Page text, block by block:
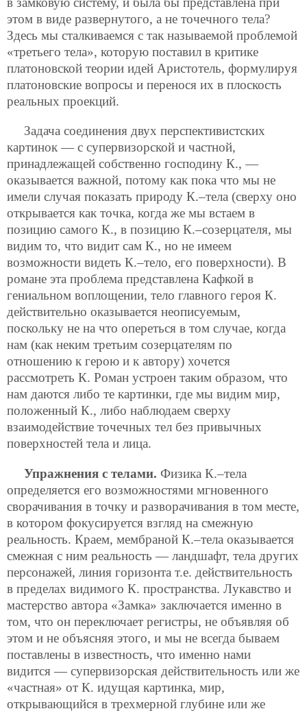
этом в виде развернутого, а не точечного тела?
Здесь мы сталкиваемся с так называемой проблемой
«третьего тела», которую поставил в критике
платоновской теории идей Аристотель, формулируя
платоновские вопросы и перенося их в плоскость
реальных проекций.
Задача соединения двух перспективистских
картинок — с супервизорской и частной,
принадлежащей собственно господину К., —
оказывается важной, потому как пока что мы не
имели случая показать природу К.–тела (сверху оно
открывается как точка, когда же мы встаем в
позицию самого К., в позицию К.–созерцателя, мы
видим то, что видит сам К., но не имеем
возможности видеть К.–тело, его поверхности). В
романе эта проблема представлена Кафкой в
гениальном воплощении, тело главного героя К.
действительно оказывается неописуемым,
поскольку не на что опереться в том случае, когда
нам (как неким третьим созерцателям по
отношению к герою и к автору) хочется
рассмотреть К. Роман устроен таким образом, что
нам даются либо те картинки, где мы видим мир,
положенный К., либо наблюдаем сверху
взаимодействие точечных тел без привычных
поверхностей тела и лица.
Упражнения с телами. Физика К.–тела
определяется его возможностями мгновенного
сворачивания в точку и разворачивания в том месте,
в котором фокусируется взгляд на смежную
реальность. Краем, мембраной К.–тела оказывается
смежная с ним реальность — ландшафт, тела других
персонажей, линия горизонта т.е. действительность
в пределах видимого К. пространства. Лукавство и
мастерство автора «Замка» заключается именно в
том, что он переключает регистры, не объявляя об
этом и не объясняя этого, и мы не всегда бываем
поставлены в известность, что именно нами
видится — супервизорская действительность или же
«частная» от К. идущая картинка, мир,
открывающийся в трехмерной глубине или же